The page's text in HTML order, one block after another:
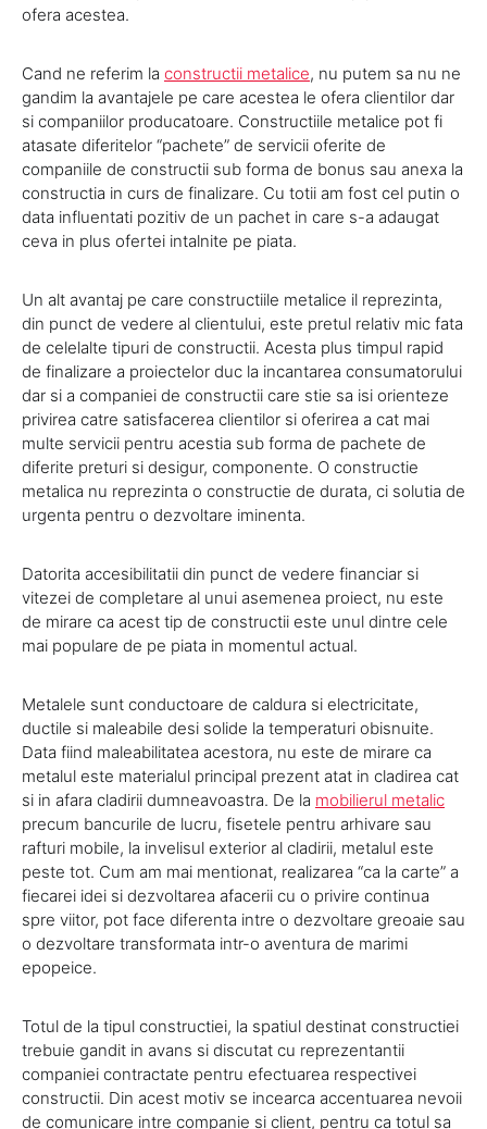
ofera acestea.
Cand ne referim la constructii metalice, nu putem sa nu ne
gandim la avantajele pe care acestea le ofera clientilor dar
si companiilor producatoare. Constructiile metalice pot fi
atasate diferitelor “pachete” de servicii oferite de
companiile de constructii sub forma de bonus sau anexa la
constructia in curs de finalizare. Cu totii am fost cel putin o
data influentati pozitiv de un pachet in care s-a adaugat
ceva in plus ofertei intalnite pe piata.
Un alt avantaj pe care constructiile metalice il reprezinta,
din punct de vedere al clientului, este pretul relativ mic fata
de celelalte tipuri de constructii. Acesta plus timpul rapid
de finalizare a proiectelor duc la incantarea consumatorului
dar si a companiei de constructii care stie sa isi orienteze
privirea catre satisfacerea clientilor si oferirea a cat mai
multe servicii pentru acestia sub forma de pachete de
diferite preturi si desigur, componente. O constructie
metalica nu reprezinta o constructie de durata, ci solutia de
urgenta pentru o dezvoltare iminenta.
Datorita accesibilitatii din punct de vedere financiar si
vitezei de completare al unui asemenea proiect, nu este
de mirare ca acest tip de constructii este unul dintre cele
mai populare de pe piata in momentul actual.
Metalele sunt conductoare de caldura si electricitate,
ductile si maleabile desi solide la temperaturi obisnuite.
Data fiind maleabilitatea acestora, nu este de mirare ca
metalul este materialul principal prezent atat in cladirea cat
si in afara cladirii dumneavoastra. De la mobilierul metalic
precum bancurile de lucru, fisetele pentru arhivare sau
rafturi mobile, la invelisul exterior al cladirii, metalul este
peste tot. Cum am mai mentionat, realizarea “ca la carte” a
fiecarei idei si dezvoltarea afacerii cu o privire continua
spre viitor, pot face diferenta intre o dezvoltare greoaie sau
o dezvoltare transformata intr-o aventura de marimi
epopeice.
Totul de la tipul constructiei, la spatiul destinat constructiei
trebuie gandit in avans si discutat cu reprezentantii
companiei contractate pentru efectuarea respectivei
constructii. Din acest motiv se incearca accentuarea nevoii
de comunicare intre companie si client, pentru ca totul sa